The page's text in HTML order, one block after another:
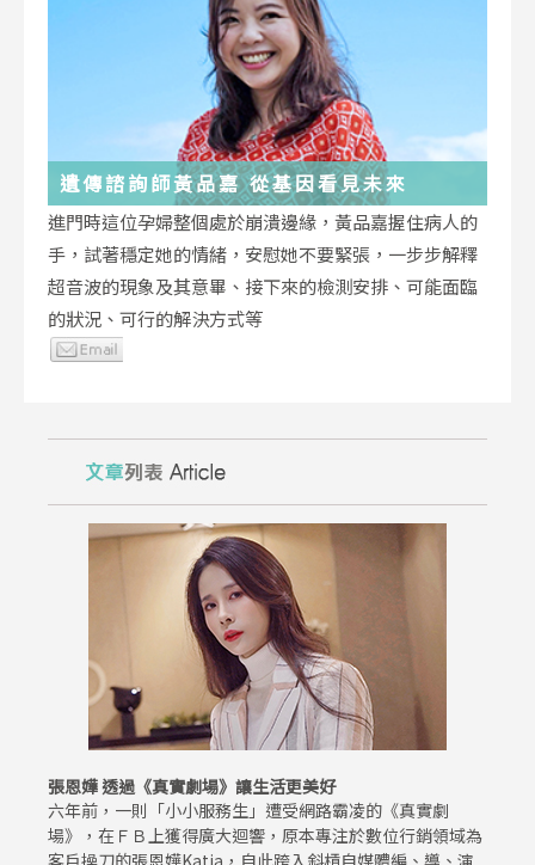
遺傳諮詢師黃品嘉 從基因看見未來
進門時這位孕婦整個處於崩潰邊緣，黃品嘉握住病人的
手，試著穩定她的情緒，安慰她不要緊張，一步步解釋
超音波的現象及其意畢、接下來的檢測安排、可能面臨
的狀況、可行的解決方式等
張恩嬅 透過《真實劇場》讓生活更美好
六年前，一則「小小服務生」遭受網路霸凌的《真實劇
場》，在ＦＢ上獲得廣大迴響，原本專注於數位行銷領域為
客戶操刀的張恩嬅Katia，自此跨入斜槓自媒體編、導、演